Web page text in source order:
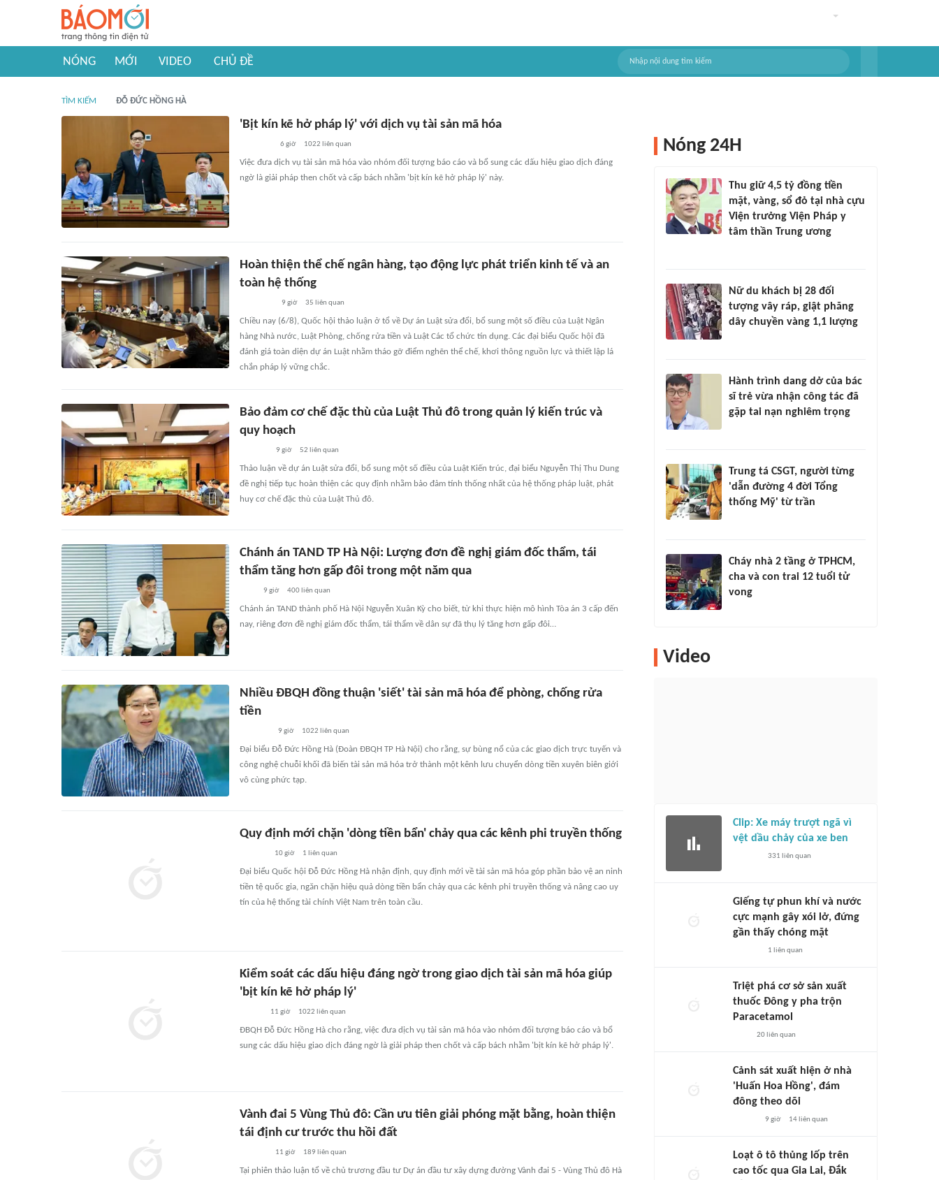
NÓNG MỚI VIDEO CHỦ ĐỀ
TÌM KIẾM ĐỖ ĐỨC HỒNG HÀ
'Bịt kín kẽ hở pháp lý' với dịch vụ tài sản mã hóa
6 giờ 1022 liên quan
Việc đưa dịch vụ tài sản mã hóa vào nhóm đối tượng báo cáo và bổ sung các dấu hiệu giao dịch đáng
ngờ là giải pháp then chốt và cấp bách nhằm 'bịt kín kẽ hở pháp lý' này.
Hoàn thiện thể chế ngân hàng, tạo động lực phát triển kinh tế và an
toàn hệ thống
9 giờ 35 liên quan
Chiều nay (6/8), Quốc hội thảo luận ở tổ về Dự án Luật sửa đổi, bổ sung một số điều của Luật Ngân
hàng Nhà nước, Luật Phòng, chống rửa tiền và Luật Các tổ chức tín dụng. Các đại biểu Quốc hội đã
đánh giá toàn diện dự án Luật nhằm tháo gỡ điểm nghẽn thể chế, khơi thông nguồn lực và thiết lập lá
chắn pháp lý vững chắc.
Bảo đảm cơ chế đặc thù của Luật Thủ đô trong quản lý kiến trúc và
quy hoạch
9 giờ 52 liên quan
Thảo luận về dự án Luật sửa đổi, bổ sung một số điều của Luật Kiến trúc, đại biểu Nguyễn Thị Thu Dung
đề nghị tiếp tục hoàn thiện các quy định nhằm bảo đảm tính thống nhất của hệ thống pháp luật, phát
huy cơ chế đặc thù của Luật Thủ đô.
Chánh án TAND TP Hà Nội: Lượng đơn đề nghị giám đốc thẩm, tái
thẩm tăng hơn gấp đôi trong một năm qua
9 giờ 400liên quan
Chánh án TAND thành phố Hà Nội Nguyễn Xuân Kỳ cho biết, từ khi thực hiện mô hình Tòa án 3 cấp đến
nay, riêng đơn đề nghị giám đốc thẩm, tái thẩm về dân sự đã thụ lý tăng hơn gấp đôi…
Nhiều ĐBQH đồng thuận 'siết' tài sản mã hóa để phòng, chống rửa
tiền
9 giờ 1022 liên quan
Đại biểu Đỗ Đức Hồng Hà (Đoàn ĐBQH TP Hà Nội) cho rằng, sự bùng nổ của các giao dịch trực tuyến và
công nghệ chuỗi khối đã biến tài sản mã hóa trở thành một kênh lưu chuyển dòng tiền xuyên biên giới
vô cùng phức tạp.
Quy định mới chặn 'dòng tiền bẩn' chảy qua các kênh phi truyền thống
10 giờ 1 liên quan
Đại biểu Quốc hội Đỗ Đức Hồng Hà nhận định, quy định mới về tài sản mã hóa góp phần bảo vệ an ninh
tiền tệ quốc gia, ngăn chặn hiệu quả dòng tiền bẩn chảy qua các kênh phi truyền thống và nâng cao uy
tín của hệ thống tài chính Việt Nam trên toàn cầu.
Kiểm soát các dấu hiệu đáng ngờ trong giao dịch tài sản mã hóa giúp
'bịt kín kẽ hở pháp lý'
11 giờ 1022 liên quan
ĐBQH Đỗ Đức Hồng Hà cho rằng, việc đưa dịch vụ tài sản mã hóa vào nhóm đối tượng báo cáo và bổ
sung các dấu hiệu giao dịch đáng ngờ là giải pháp then chốt và cấp bách nhằm 'bịt kín kẽ hở pháp lý'.
Vành đai 5 Vùng Thủ đô: Cần ưu tiên giải phóng mặt bằng, hoàn thiện
tái định cư trước thu hồi đất
11 giờ 189 liên quan
Tại phiên thảo luận tổ về chủ trương đầu tư Dự án đầu tư xây dựng đường Vành đai 5 - Vùng Thủ đô Hà
Nóng 24H
Thu giữ 4,5 tỷ đồng tiền
mặt, vàng, sổ đỏ tại nhà cựu
Viện trưởng Viện Pháp y
tâm thần Trung ương
Nữ du khách bị 28 đối
tượng vây ráp, giật phăng
dây chuyền vàng 1,1 lượng
Hành trình dang dở của bác
sĩ trẻ vừa nhận công tác đã
gặp tai nạn nghiêm trọng
Trung tá CSGT, người từng
'dẫn đường 4 đời Tổng
thống Mỹ' từ trần
Cháy nhà 2 tầng ở TPHCM,
cha và con trai 12 tuổi tử
vong
Video
Clip: Xe máy trượt ngã vì
vệt dầu chảy của xe ben
331 liên quan
Giếng tự phun khí và nước
cực mạnh gây xói lở, đứng
gần thấy chóng mặt
1 liên quan
Triệt phá cơ sở sản xuất
thuốc Đông y pha trộn
Paracetamol
20liên quan
Cảnh sát xuất hiện ở nhà
'Huấn Hoa Hồng', đám
đông theo dõi
9 giờ 14liên quan
Loạt ô tô thủng lốp trên
cao tốc qua Gia Lai, Đắk